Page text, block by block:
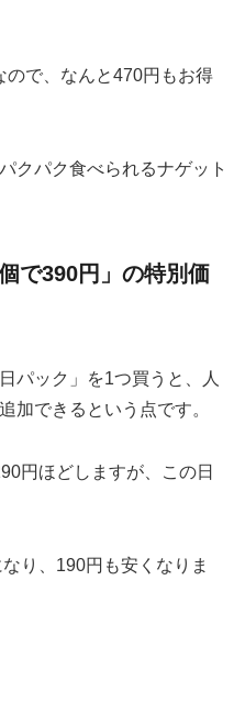
ので、なんと470円もお得
クパク食べられるナゲット
で390円」の特別価
パック」を1つ買うと、人
加できるという点です。
円ほどしますが、この日
り、190円も安くなりま